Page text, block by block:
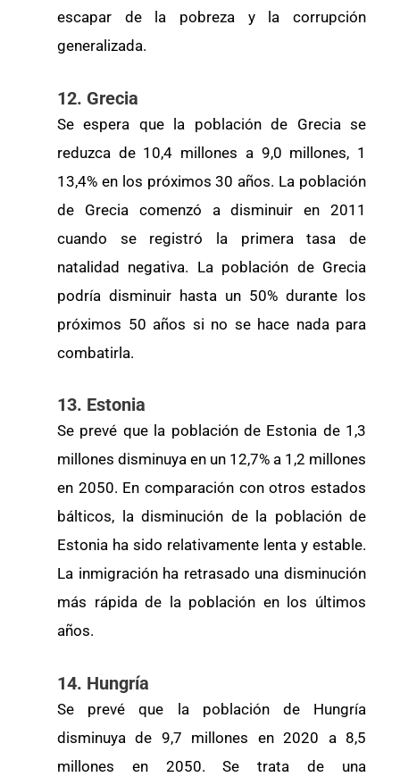
escapar de la pobreza y la corrupción
generalizada.
12. Grecia
Se espera que la población de Grecia se
reduzca de 10,4 millones a 9,0 millones, 1
13,4% en los próximos 30 años. La población
de Grecia comenzó a disminuir en 2011
cuando se registró la primera tasa de
natalidad negativa. La población de Grecia
podría disminuir hasta un 50% durante los
próximos 50 años si no se hace nada para
combatirla.
13. Estonia
Se prevé que la población de Estonia de 1,3
millones disminuya en un 12,7% a 1,2 millones
en 2050. En comparación con otros estados
bálticos, la disminución de la población de
Estonia ha sido relativamente lenta y estable.
La inmigración ha retrasado una disminución
más rápida de la población en los últimos
años.
14. Hungría
Se prevé que la población de Hungría
disminuya de 9,7 millones en 2020 a 8,5
millones en 2050. Se trata de una